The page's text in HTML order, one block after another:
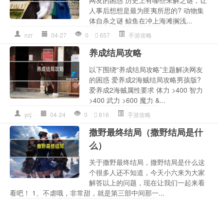
人事后想想是最为匪夷所思的? 动物集
体自杀之谜 鲸鱼在冲上海滩搁浅...
nzr 04-27 0 657 手游攻略
养成结局攻略
以下围绕“养成结局攻略”主题解决网友
的困惑 爱养成2海贼结局攻略男孩版?
爱养成2海贼属性要求 体力 >400 智力
>400 武力 >600 魔力 &...
ycj 04-24 0 816 手游攻略
撒野最终结局（撒野结局是什
么）
关于撒野最终结局，撒野结局是什么这
个很多人还不知道，今天小六来为大家
解答以上的问题，现在让我们一起来看
看吧！ 1、不虐哦，非常甜，就是第三部中间那一...